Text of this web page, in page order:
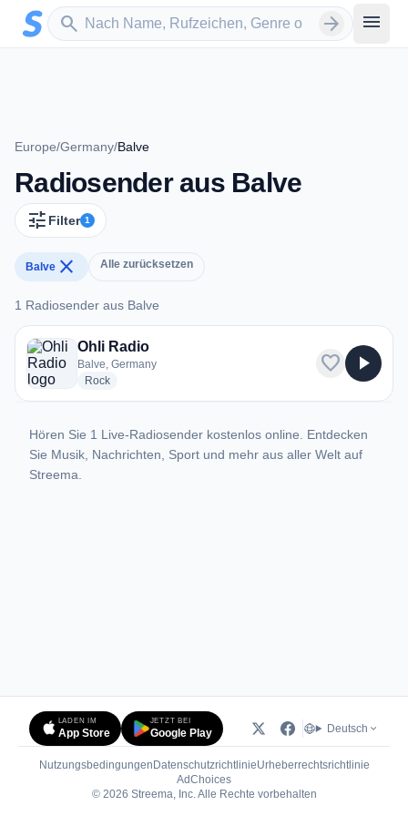
Zum Hauptinhalt springen
search
Sender suchen arrow_forward menu
Europe/Germany/Balve
Radiosender aus Balve
tune Filter 1
Balve close Alle zurücksetzen
1 Radiosender aus Balve
1 Radiosender aus Balve
Ohli Radio
Balve, Germany
Rockradio stations
favorite play_arrow
Hören Sie 1 Live-Radiosender kostenlos online. Entdecken
Sie Musik, Nachrichten, Sport und mehr aus aller Welt auf
Streema.
LADEN IM
App Store
JETZT BEI
Google Play Deutsch
Nutzungsbedingungen DatenschutzrichtlinieUrheberrechtsrichtlinie
AdChoices(öffnet in neuem Tab)
© 2026 Streema, Inc. Alle Rechte vorbehalten